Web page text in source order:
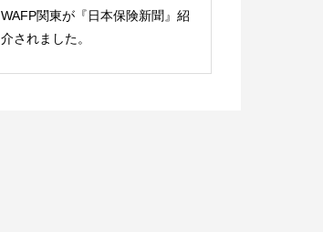
WAFP関東が『日本保険新聞』紹
介されました。